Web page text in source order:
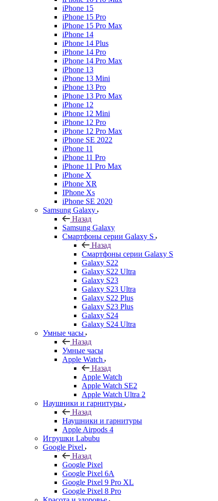
iPhone 15
iPhone 15 Pro
iPhone 15 Pro Max
iPhone 14
iPhone 14 Plus
iPhone 14 Pro
iPhone 14 Pro Max
iPhone 13
iPhone 13 Mini
iPhone 13 Pro
iPhone 13 Pro Max
iPhone 12
iPhone 12 Mini
iPhone 12 Pro
iPhone 12 Pro Max
iPhone SE 2022
iPhone 11
iPhone 11 Pro
iPhone 11 Pro Max
iPhone X
iPhone XR
IPhone Xs
iPhone SE 2020
Samsung Galaxy
Назад
Samsung Galaxy
Смартфоны серии Galaxy S
Назад
Смартфоны серии Galaxy S
Galaxy S22
Galaxy S22 Ultra
Galaxy S23
Galaxy S23 Ultra
Galaxy S22 Plus
Galaxy S23 Plus
Galaxy S24
Galaxy S24 Ultra
Умные часы
Назад
Умные часы
Apple Watch
Назад
Apple Watch
Apple Watch SE2
Apple Watch Ultra 2
Наушники и гарнитуры
Назад
Наушники и гарнитуры
Apple Airpods 4
Игрушки Labubu
Google Pixel
Назад
Google Pixel
Google Pixel 6A
Google Pixel 9 Pro XL
Google Pixel 8 Pro